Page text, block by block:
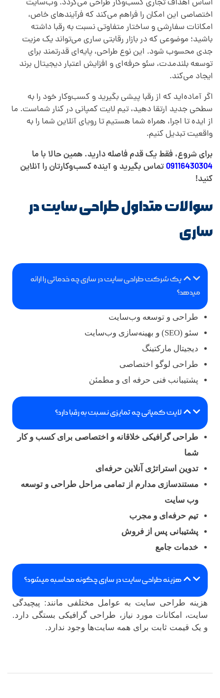
اساس اهداف تجاری کسب‌وکار طراحی می‌گردد. وب‌سایت
اختصاصی این امکان را فراهم می‌کند که فرآیندهای خاص،
امکانات سفارشی و ساختار متفاوتی نسبت به رقبا داشته
باشید؛ موضوعی که در بازار رقابتی ساری می‌تواند یک مزیت
جدی محسوب شود. این نوع طراحی، پایه‌ای قدرتمند برای
توسعه بلندمدت، سئو حرفه‌ای و افزایش اعتبار دیجیتال برند
ایجاد می‌کند.
اگر آماده‌اید که از رقبا پیشی بگیرید و کسب‌وکار خود را به
سطحی جدید ارتقا دهید، تیم لایت کمپانی در کنار شماست. ما
از ایده تا اجرا، همراه شما هستیم تا رویای آنلاین شما را به
واقعیت تبدیل کنیم.
برای شروع، فقط یک قدم فاصله دارید. همین حالا با ما
09116430304تماس بگیرید و آینده کسب‌وکارتان را آنلاین
کنید!
سوالات متداول طراحی سایت در
ساری
یک شرکت طراحی سایت در ساری چه خدماتی را ارائه
میدهد؟
طراحی و توسعه وب‌سایت
سئو (SEO) و بهینه‌سازی وب‌سایت
دیجیتال مارکتینگ
طراحی لوگو اختصاصی
پشتیبانب فنی حرفه ای و مطمئن
لایت کمپانی چه تمایزی نسبت به رقبا دارد؟
طراحی گرافیکی خلاقانه و اختصاصی برای کسب و کار
شما
تدوین استراتژی آنلاین حرفه‌ای
مستندسازی مدارم از تمامی مراحل طراحی و توسعه
وب سایت
تیم حرفه‌ای و مجرب
پشتیبانی پس از فروش
خدمات جامع
هزینه طراحی سایت در ساری چگونه محاسبه میشود؟
هزینه طراحی سایت به عوامل مختلفی مانند: پیچیدگی
سایت، امکانات مورد نیاز، طراحی گرافیکی بستگی دارد.
و یک قیمت ثابت برای همه سایت‌ها وجود ندارد.